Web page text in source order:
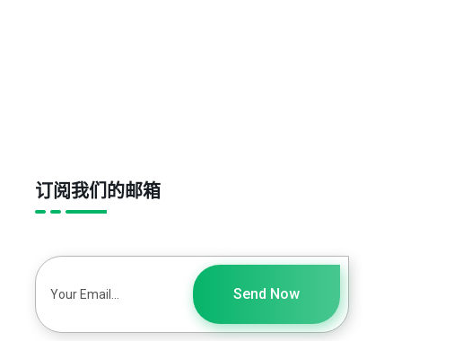
订阅我们的邮箱
Send Now